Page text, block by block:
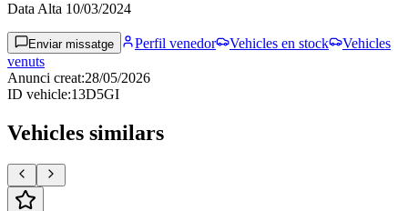
Data Alta 10/03/2024
Enviar missatge Perfil venedor Vehicles en stock
Vehicles
venuts
Anunci creat:28/05/2026
ID vehicle:13D5GI
Vehicles similars